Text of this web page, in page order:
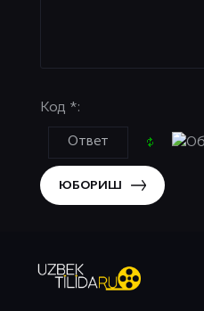
Код *:
ЮБОРИШ